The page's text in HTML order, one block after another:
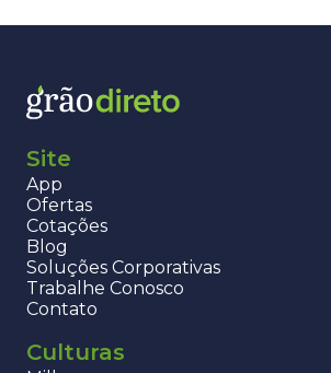
Site
App
Ofertas
Cotações
Blog
Soluções Corporativas
Trabalhe Conosco
Contato
Culturas